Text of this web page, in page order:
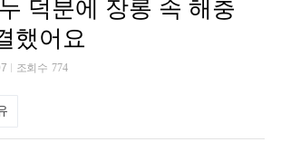
덕분에 장롱 속 해충
했어요
조회수 774